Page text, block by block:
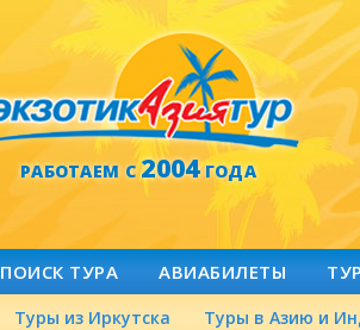
РАБОТАЕМ С2004ГОДА
ПОИСК ТУРА АВИАБИЛЕТЫ
Туры из Иркутска Туры в Азию и